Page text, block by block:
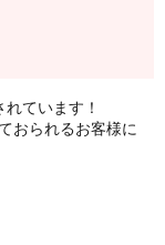
ています！
おられるお客様に